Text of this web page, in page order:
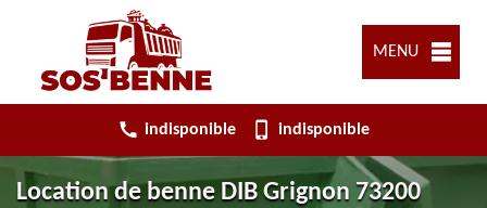
MENU
indisponible indisponible
Location de benne DIB Grignon 73200